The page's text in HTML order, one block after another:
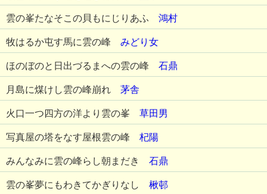
雲の峯たなそこの貝もにじりあふ 鴻村
牧はるか屯す馬に雲の峰 みどり女
ほのぼのと日出づるまへの雲の峰 石鼎
月島に煤けし雲の峰崩れ 茅舎
火口一つ四方の洋より雲の峯 草田男
写真屋の塔をなす屋根雲の峰 杞陽
みんなみに雲の峰らし朝まだき 石鼎
雲の峯夢にもわきてかぎりなし 楸邨